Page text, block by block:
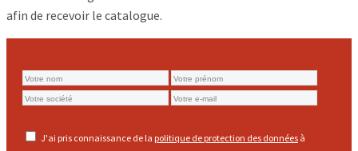
afin de recevoir le catalogue.
J'ai pris connaissance de la politique de protection des données à